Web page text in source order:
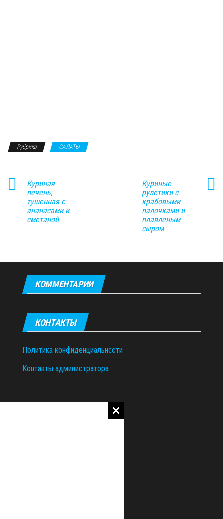
Рубрика САЛАТЫ
Куриная
печень,
тушенная с
ананасами и
сметаной
Куриные
рулетики с
крабовыми
палочками и
плавленым
сыром
КОММЕНТАРИИ
КОНТАКТЫ
Политика конфиденциальности
Контакты администратора